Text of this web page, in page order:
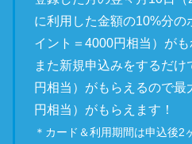
に利用した金額の10%分の
イント＝4000円相当）がも
また新規申込みをするだ
円相当）がもらえるので
円相当）がもらえます！
＊カード＆利用期間は申込後2